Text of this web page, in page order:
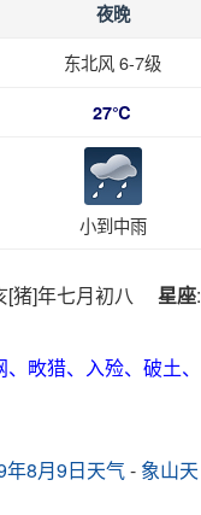
夜晚
东北风 6-7级
27℃
小到中雨
[猪]年七月初八 星座:
畋猎、入殓、破土、
年8月9日天气- 象山天